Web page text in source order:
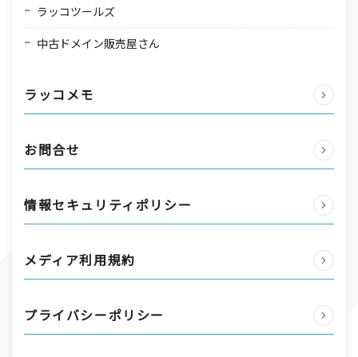
ラッコツールズ
中古ドメイン販売屋さん
ラッコメモ
お問合せ
情報セキュリティポリシー
メディア利用規約
プライバシーポリシー